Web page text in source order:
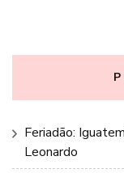
Feriadão:
Leonardo